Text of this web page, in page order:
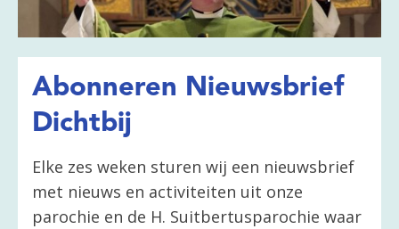
Abonneren Nieuwsbrief
Dichtbij
Elke zes weken sturen wij een nieuwsbrief
met nieuws en activiteiten uit onze
parochie en de H. Suitbertusparochie waar